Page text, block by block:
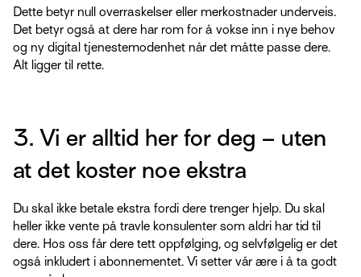
Dette betyr null overraskelser eller merkostnader underveis.
Det betyr også at dere har rom for å vokse inn i nye behov
og ny digital tjenestemodenhet når det måtte passe dere.
Alt ligger til rette.
3. Vi er alltid her for deg – uten
at det koster noe ekstra
Du skal ikke betale ekstra fordi dere trenger hjelp. Du skal
heller ikke vente på travle konsulenter som aldri har tid til
dere. Hos oss får dere tett oppfølging, og selvfølgelig er det
også inkludert i abonnementet. Vi setter vår ære i å ta godt